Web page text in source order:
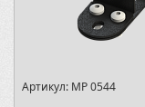
Артикул: MP 0544